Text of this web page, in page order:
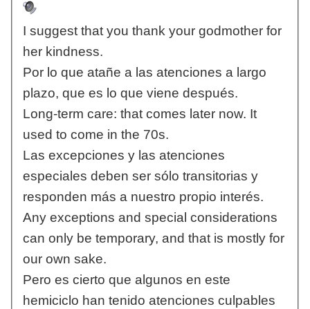
I suggest that you thank your godmother for
her kindness.
Por lo que atañe a las atenciones a largo
plazo, que es lo que viene después.
Long-term care: that comes later now. It
used to come in the 70s.
Las excepciones y las atenciones
especiales deben ser sólo transitorias y
responden más a nuestro propio interés.
Any exceptions and special considerations
can only be temporary, and that is mostly for
our own sake.
Pero es cierto que algunos en este
hemiciclo han tenido atenciones culpables